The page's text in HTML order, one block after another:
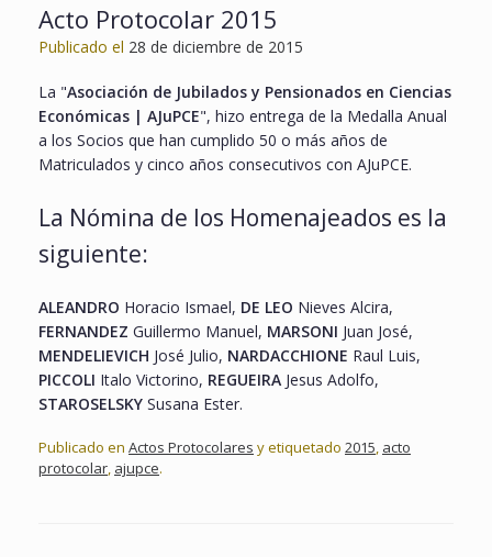
Acto Protocolar 2015
Publicado el 28 de diciembre de 2015
La "Asociación de Jubilados y Pensionados en Ciencias
Económicas | AJuPCE", hizo entrega de la Medalla Anual
a los Socios que han cumplido 50 o más años de
Matriculados y cinco años consecutivos con AJuPCE.
La Nómina de los Homenajeados es la
siguiente:
ALEANDRO Horacio Ismael, DE LEO Nieves Alcira,
FERNANDEZ Guillermo Manuel, MARSONI Juan José,
MENDELIEVICH José Julio, NARDACCHIONE Raul Luis,
PICCOLI Italo Victorino, REGUEIRA Jesus Adolfo,
STAROSELSKY Susana Ester.
Publicado en Actos Protocolares y etiquetado 2015, acto
protocolar, ajupce.